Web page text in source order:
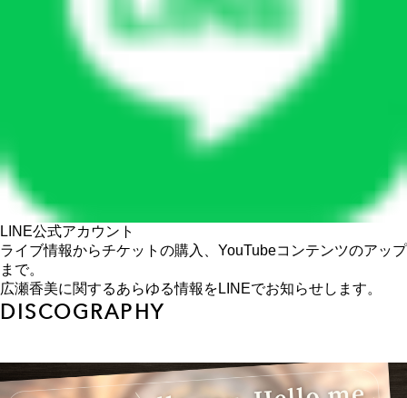
LINE公式アカウント
ライブ情報からチケットの購入、YouTubeコンテンツのアップ
まで。
広瀬香美に関するあらゆる情報をLINEでお知らせします。
DISCOGRAPHY